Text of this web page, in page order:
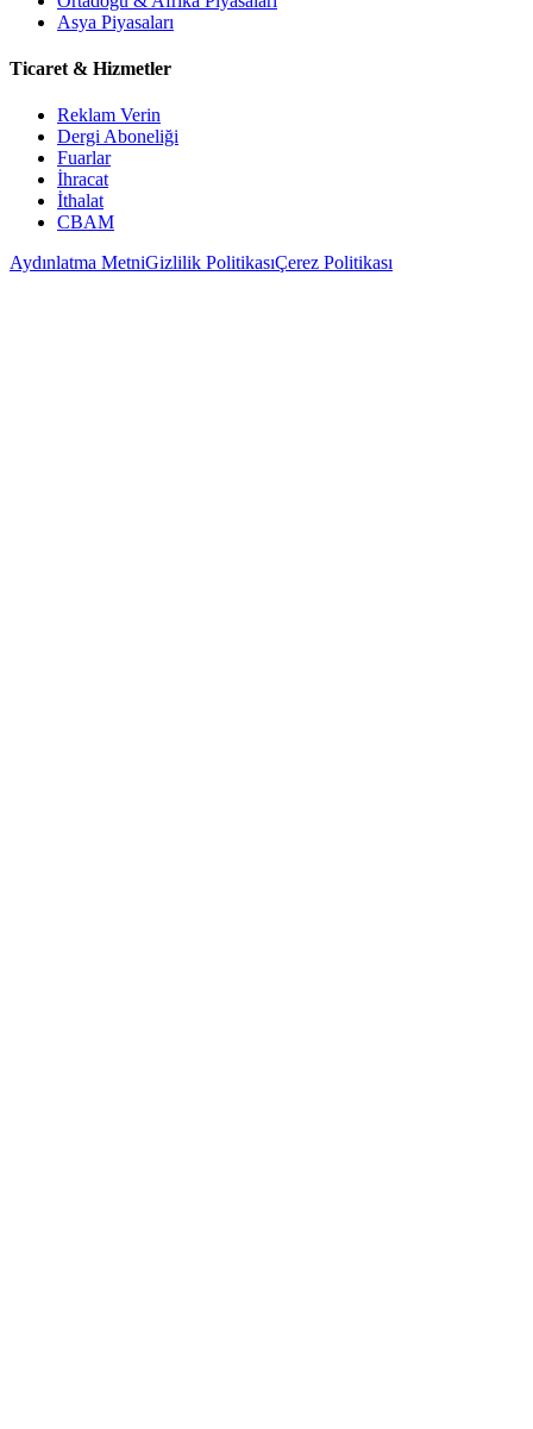
Asya Piyasaları
Ticaret & Hizmetler
Reklam Verin
Dergi Aboneliği
Fuarlar
İhracat
İthalat
CBAM
Aydınlatma MetniGizlilik PolitikasıÇerez Politikası